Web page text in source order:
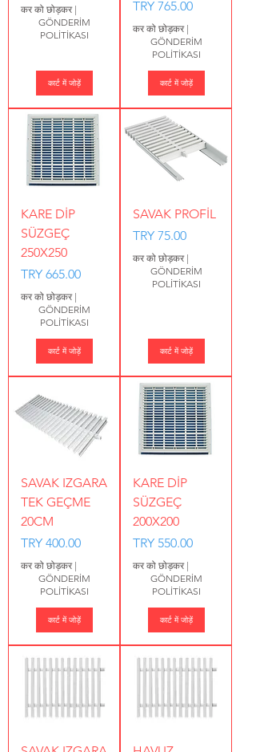
कर को छोड़कर|
GÖNDERİM
POLİTİKASI
कार्ट में जोड़ें
मूल्य
TRY 765.00
कर को छोड़कर|
GÖNDERİM
POLİTİKASI
कार्ट में जोड़ें
KARE DİP
SÜZGEÇ
250X250
मूल्य
TRY 665.00
कर को छोड़कर|
GÖNDERİM
POLİTİKASI
कार्ट में जोड़ें
SAVAK PROFİL
मूल्य
TRY 75.00
कर को छोड़कर|
GÖNDERİM
POLİTİKASI
कार्ट में जोड़ें
SAVAK IZGARA
TEK GEÇME
20CM
मूल्य
TRY 400.00
कर को छोड़कर|
GÖNDERİM
POLİTİKASI
कार्ट में जोड़ें
KARE DİP
SÜZGEÇ
200X200
मूल्य
TRY 550.00
कर को छोड़कर|
GÖNDERİM
POLİTİKASI
कार्ट में जोड़ें